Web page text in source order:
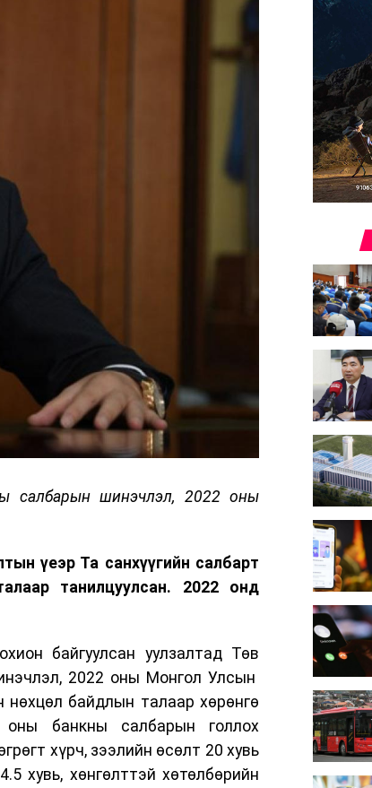
салбарын шинэчлэл, 2022 оны
үеэр Та санхүүгийн салбарт
танилцуулсан. 2022 онд
байгуулсан уулзалтад Төв
2022 оны Монгол Улсын
нөхцөл байдлын талаар хөрөнгө
оны банкны салбарын голлох
хүрч, зээлийн өсөлт 20 хувь
хувь, хөнгөлттэй хөтөлбөрийн